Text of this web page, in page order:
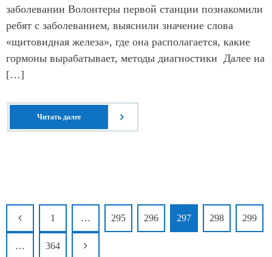
заболевании Волонтеры первой станции познакомили
ребят с заболеванием, выяснили значение слова
«щитовидная железа», где она располагается, какие
гормоны вырабатывает, методы диагностики Далее на
[…]
Читать далее
1 … 295 296 297 298 299
… 364